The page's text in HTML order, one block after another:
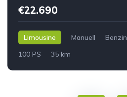
€22.690
Limousine Manuell Benzin
100 PS
35 km